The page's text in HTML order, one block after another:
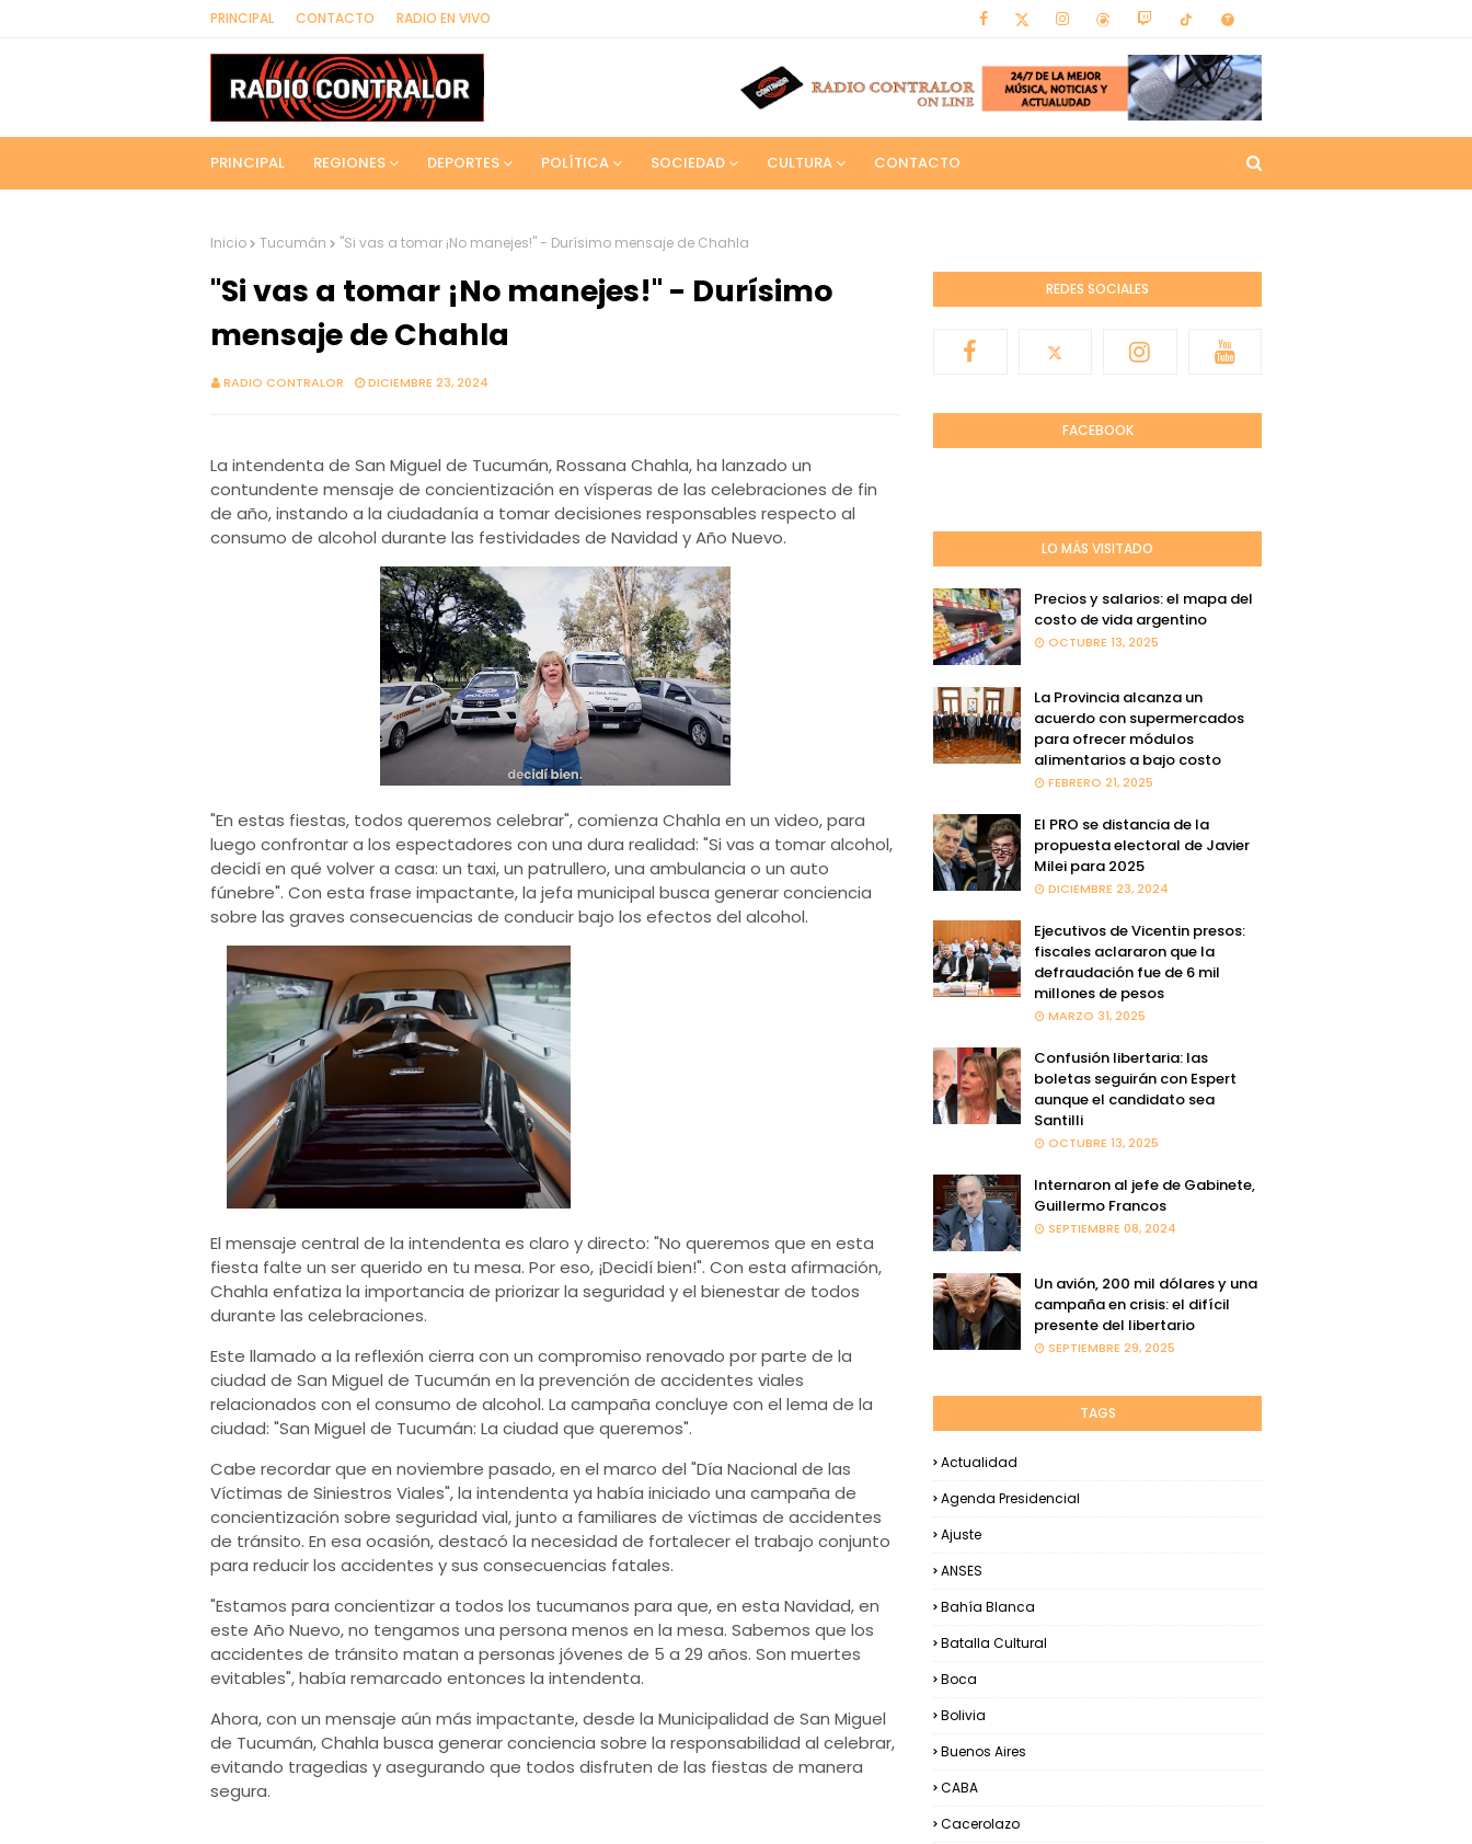
PRINCIPAL CONTACTO RADIO EN VIVO
PRINCIPAL REGIONES DEPORTES POLÍTICA SOCIEDAD CULTURA CONTACTO
Inicio Tucumán "Si vas a tomar ¡No manejes!" - Durísimo mensaje de Chahla
"Si vas a tomar ¡No manejes!" - Durísimo
mensaje de Chahla
RADIO CONTRALOR DICIEMBRE 23, 2024
La intendenta de San Miguel de Tucumán, Rossana Chahla, ha lanzado un
contundente mensaje de concientización en vísperas de las celebraciones de fin
de año, instando a la ciudadanía a tomar decisiones responsables respecto al
consumo de alcohol durante las festividades de Navidad y Año Nuevo.
"En estas fiestas, todos queremos celebrar", comienza Chahla en un video, para
luego confrontar a los espectadores con una dura realidad: "Si vas a tomar alcohol,
decidí en qué volver a casa: un taxi, un patrullero, una ambulancia o un auto
fúnebre". Con esta frase impactante, la jefa municipal busca generar conciencia
sobre las graves consecuencias de conducir bajo los efectos del alcohol.
El mensaje central de la intendenta es claro y directo: "No queremos que en esta
fiesta falte un ser querido en tu mesa. Por eso, ¡Decidí bien!". Con esta afirmación,
Chahla enfatiza la importancia de priorizar la seguridad y el bienestar de todos
durante las celebraciones.
Este llamado a la reflexión cierra con un compromiso renovado por parte de la
ciudad de San Miguel de Tucumán en la prevención de accidentes viales
relacionados con el consumo de alcohol. La campaña concluye con el lema de la
ciudad: "San Miguel de Tucumán: La ciudad que queremos".
Cabe recordar que en noviembre pasado, en el marco del "Día Nacional de las
Víctimas de Siniestros Viales", la intendenta ya había iniciado una campaña de
concientización sobre seguridad vial, junto a familiares de víctimas de accidentes
de tránsito. En esa ocasión, destacó la necesidad de fortalecer el trabajo conjunto
para reducir los accidentes y sus consecuencias fatales.
"Estamos para concientizar a todos los tucumanos para que, en esta Navidad, en
este Año Nuevo, no tengamos una persona menos en la mesa. Sabemos que los
accidentes de tránsito matan a personas jóvenes de 5 a 29 años. Son muertes
evitables", había remarcado entonces la intendenta.
Ahora, con un mensaje aún más impactante, desde la Municipalidad de San Miguel
de Tucumán, Chahla busca generar conciencia sobre la responsabilidad al celebrar,
evitando tragedias y asegurando que todos disfruten de las fiestas de manera
segura.
REDES SOCIALES
FACEBOOK
LO MÁS VISITADO
Precios y salarios: el mapa del
costo de vida argentino
OCTUBRE 13, 2025
La Provincia alcanza un
acuerdo con supermercados
para ofrecer módulos
alimentarios a bajo costo
FEBRERO 21, 2025
El PRO se distancia de la
propuesta electoral de Javier
Milei para 2025
DICIEMBRE 23, 2024
Ejecutivos de Vicentin presos:
fiscales aclararon que la
defraudación fue de 6 mil
millones de pesos
MARZO 31, 2025
Confusión libertaria: las
boletas seguirán con Espert
aunque el candidato sea
Santilli
OCTUBRE 13, 2025
Internaron al jefe de Gabinete,
Guillermo Francos
SEPTIEMBRE 08, 2024
Un avión, 200 mil dólares y una
campaña en crisis: el difícil
presente del libertario
SEPTIEMBRE 29, 2025
TAGS
Actualidad
Agenda Presidencial
Ajuste
ANSES
Bahía Blanca
Batalla Cultural
Boca
Bolivia
Buenos Aires
CABA
Cacerolazo